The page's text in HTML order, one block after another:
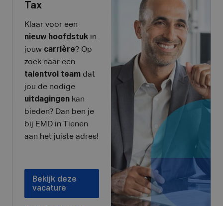
Tax
Klaar voor een
nieuw hoofdstuk in
jouw carrière? Op
zoek naar een
talentvol team dat
jou de nodige
uitdagingen kan
bieden? Dan ben je
bij EMD in Tienen
aan het juiste adres!
Bekijk deze
vacature